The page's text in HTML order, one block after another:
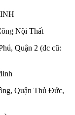
Nội Thất
Quận 2 (đc cũ:
Quận Thủ Đức,